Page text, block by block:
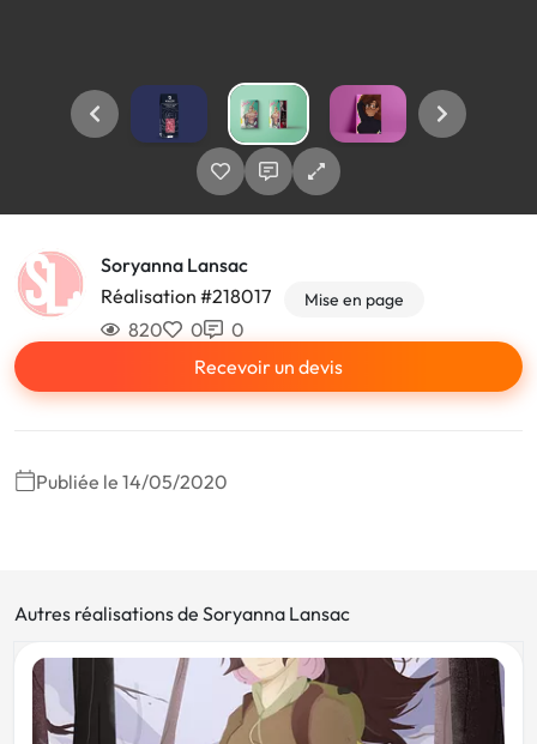
Soryanna Lansac
Réalisation #218017
Mise en page
820 0
0
Recevoir un devis
Publiée le 14/05/2020
Autres réalisations de Soryanna Lansac